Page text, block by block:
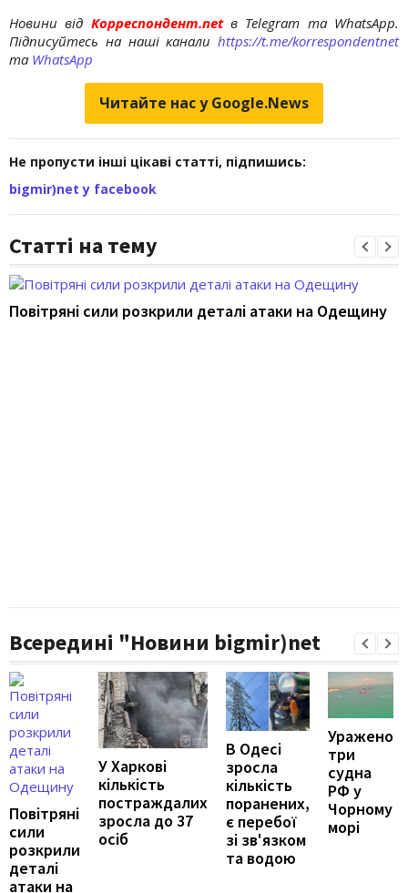
Новини від Корреспондент.netв Telegram та WhatsApp.
Підписуйтесь на наші канали https://t.me/korrespondentnet
та WhatsApp
Читайте нас у Google.News
Не пропусти інші цікаві статті, підпишись:
bigmir)net у facebook
Статті на тему
Повітряні сили розкрили деталі атаки на Одещину
Всередині "Новини bigmir)net
Повітряні
сили
розкрили
деталі
атаки на
У Харкові
кількість
постраждалих
зросла до 37
осіб
В Одесі
зросла
кількість
поранених,
є перебої
зі зв'язком
та водою
Уражено
три
судна
РФ у
Чорному
морі